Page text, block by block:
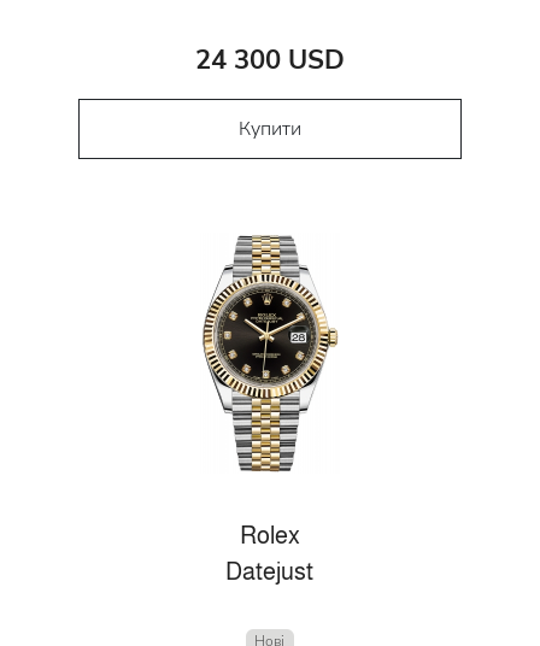
24 300 USD
Купити
Rolex
Datejust
Нові